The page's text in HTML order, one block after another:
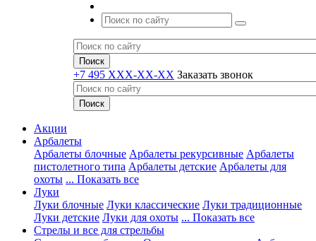
+7 495 XXX-XX-XX Заказать звонок
Акции
Арбалеты
Арбалеты блочные Арбалеты рекурсивные Арбалеты
пистолетного типа Арбалеты детские Арбалеты для
охоты ... Показать все
Луки
Луки блочные Луки классические Луки традиционные
Луки детские Луки для охоты ... Показать все
Стрелы и все для стрельбы